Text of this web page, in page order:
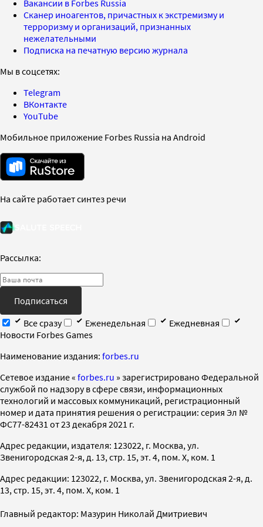
Вакансии в Forbes Russia
Сканер иноагентов, причастных к экстремизму и
терроризму и организаций, признанных
нежелательными
Подписка на печатную версию журнала
Мы в соцсетях:
Telegram
ВКонтакте
YouTube
Мобильное приложение Forbes Russia на Android
На сайте работает синтез речи
Рассылка:
Подписаться
Все сразу
Еженедельная
Ежедневная
Новости Forbes Games
Наименование издания: forbes.ru
Cетевое издание « forbes.ru » зарегистрировано Федеральной
службой по надзору в сфере связи, информационных
технологий и массовых коммуникаций, регистрационный
номер и дата принятия решения о регистрации: серия Эл №
ФС77-82431 от 23 декабря 2021 г.
Адрес редакции, издателя: 123022, г. Москва, ул.
Звенигородская 2-я, д. 13, стр. 15, эт. 4, пом. X, ком. 1
Адрес редакции: 123022, г. Москва, ул. Звенигородская 2-я, д.
13, стр. 15, эт. 4, пом. X, ком. 1
Главный редактор: Мазурин Николай Дмитриевич